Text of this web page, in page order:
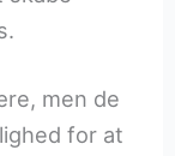
men de
for at